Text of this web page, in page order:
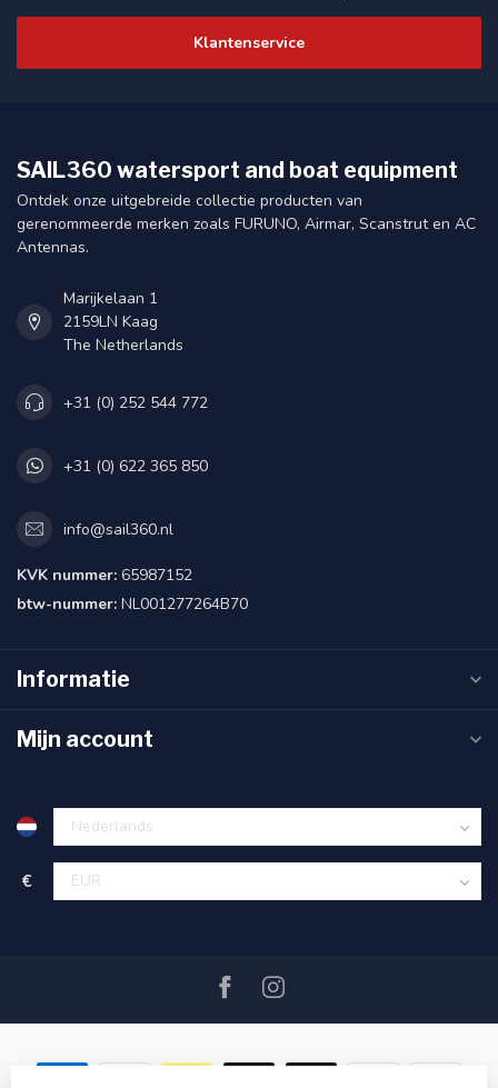
Klantenservice
SAIL360 watersport and boat equipment
Ontdek onze uitgebreide collectie producten van
gerenommeerde merken zoals FURUNO, Airmar, Scanstrut en AC
Antennas.
Marijkelaan 1
2159LN Kaag
The Netherlands
+31 (0) 252 544 772
+31 (0) 622 365 850
info@sail360.nl
KVK nummer: 65987152
btw-nummer: NL001277264B70
Informatie
Mijn account
€